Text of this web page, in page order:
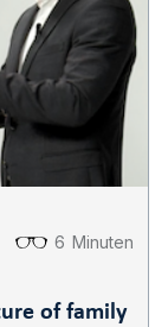
6 Minuten
of family